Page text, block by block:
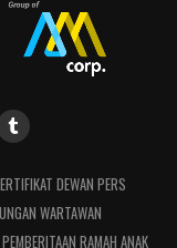
DEWAN PERS
WARTAWAN
RAMAH ANAK